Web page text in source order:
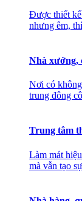
Được thiết
nhưng êm,
Nhà xưởng,
Nơi có
trung đông
Trung tâm
Làm mát
mà vẫn tạo